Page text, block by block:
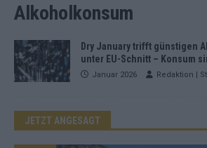
Alkoholkonsum
Dry January trifft günstigen
unter EU-Schnitt – Konsum
Januar 2026 Redaktion |
JETZT ANGESAGT